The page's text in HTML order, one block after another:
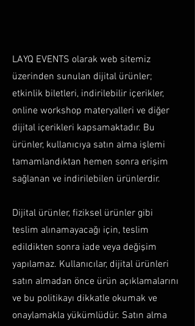
LAYQ EVENTS olarak web sitemiz
üzerinden sunulan dijital ürünler;
etkinlik biletleri, indirilebilir içerikler,
online workshop materyalleri ve diğer
dijital içerikleri kapsamaktadır. Bu
ürünler, kullanıcıya satın alma işlemi
tamamlandıktan hemen sonra erişim
sağlanan ve indirilebilen ürünlerdir.
Dijital ürünler, fiziksel ürünler gibi
teslim alınamayacağı için, teslim
edildikten sonra iade veya değişim
yapılamaz. Kullanıcılar, dijital ürünleri
satın almadan önce ürün açıklamalarını
ve bu politikayı dikkatle okumak ve
onaylamakla yükümlüdür. Satın alma